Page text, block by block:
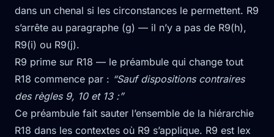
dans un chenal si les circonstances le permettent. R9
s’arrête au paragraphe (g) — il n’y a pas de R9(h),
R9(i) ou R9(j).
R9 prime sur R18 — le préambule qui change tout
R18 commence par : “Sauf dispositions contraires
des règles 9, 10 et 13 :”
Ce préambule fait sauter l’ensemble de la hiérarchie
R18 dans les contextes où R9 s’applique. R9 est lex